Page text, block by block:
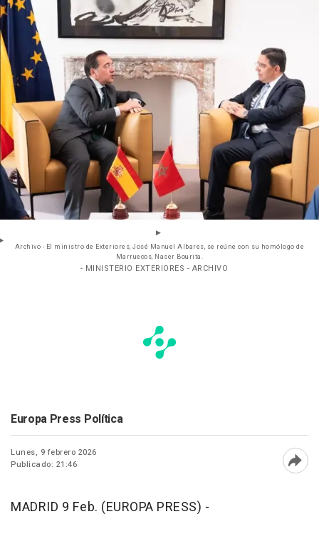
Archivo - El ministro de Exteriores, José Manuel Albares, se reúne con su homólogo de
Marruecos, Naser Bourita.
- MINISTERIO EXTERIORES - ARCHIVO
Europa Press Política
Lunes, 9 febrero 2026
Publicado: 21:46
MADRID 9 Feb. (EUROPA PRESS) -